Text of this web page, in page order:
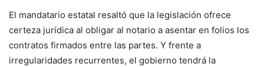
El mandatario estatal resaltó que la legislación ofrece
certeza jurídica al obligar al notario a asentar en folios los
contratos firmados entre las partes. Y frente a
irregularidades recurrentes, el gobierno tendrá la